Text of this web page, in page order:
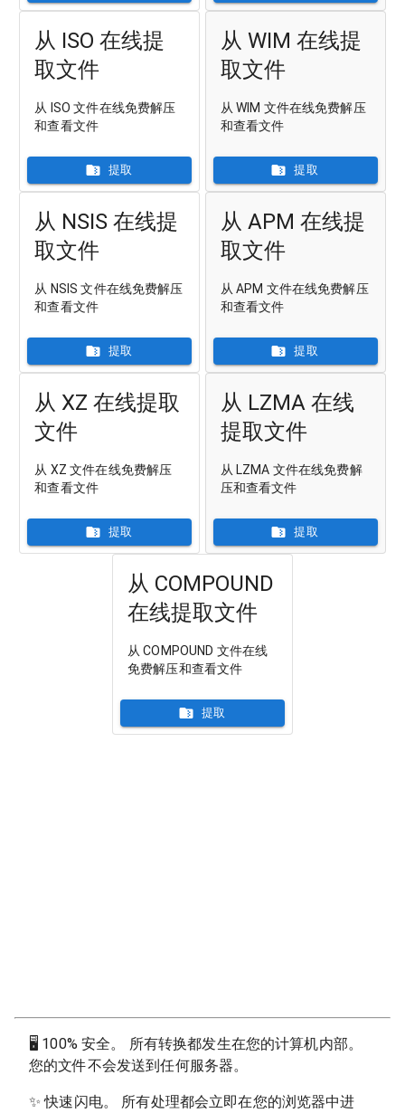
从 ISO 在线提
取文件
从 ISO 文件在线免费解压
和查看文件
提取
从 WIM 在线提
取文件
从 WIM 文件在线免费解压
和查看文件
提取
从 NSIS 在线提
取文件
从 NSIS 文件在线免费解压
和查看文件
提取
从 APM 在线提
取文件
从 APM 文件在线免费解压
和查看文件
提取
从 XZ 在线提取
文件
从 XZ 文件在线免费解压
和查看文件
提取
从 LZMA 在线
提取文件
从 LZMA 文件在线免费解
压和查看文件
提取
从 COMPOUND
在线提取文件
从 COMPOUND 文件在线
免费解压和查看文件
提取
🖥 100% 安全。 所有转换都发生在您的计算机内部。
您的文件不会发送到任何服务器。
✨快速闪电。 所有处理都会立即在您的浏览器中进